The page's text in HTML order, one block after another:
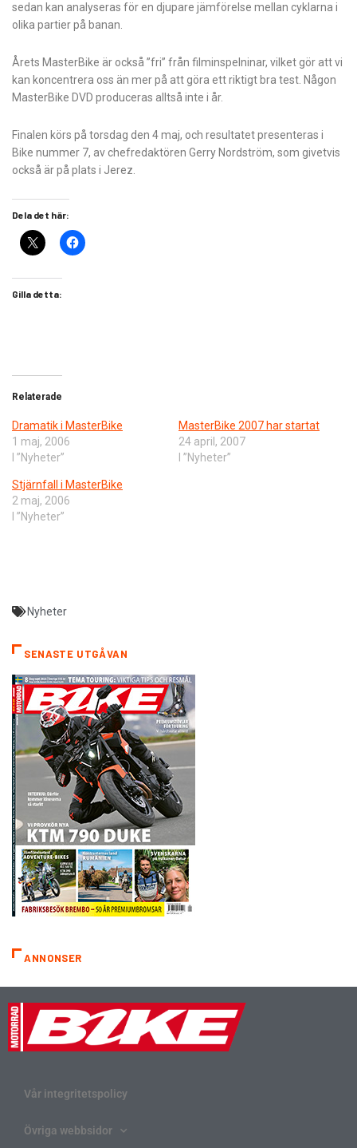
sedan kan analyseras för en djupare jämförelse mellan cyklarna i
olika partier på banan.
Årets MasterBike är också ”fri” från filminspelninar, vilket gör att vi
kan koncentrera oss än mer på att göra ett riktigt bra test. Någon
MasterBike DVD produceras alltså inte i år.
Finalen körs på torsdag den 4 maj, och resultatet presenteras i
Bike nummer 7, av chefredaktören Gerry Nordström, som givetvis
också är på plats i Jerez.
Dela det här:
Gilla detta:
Relaterade
Dramatik i MasterBike
1 maj, 2006
I ”Nyheter”
MasterBike 2007 har startat
24 april, 2007
I ”Nyheter”
Stjärnfall i MasterBike
2 maj, 2006
I ”Nyheter”
Nyheter
SENASTE UTGÅVAN
ANNONSER
Vår integritetspolicy
Övriga webbsidor